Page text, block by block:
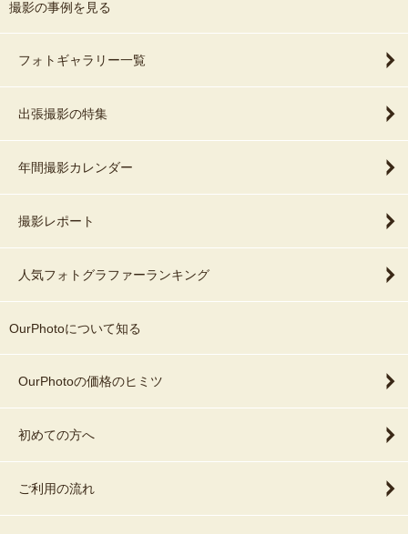
撮影の事例を見る
フォトギャラリー一覧
出張撮影の特集
年間撮影カレンダー
撮影レポート
人気フォトグラファーランキング
OurPhotoについて知る
OurPhotoの価格のヒミツ
初めての方へ
ご利用の流れ